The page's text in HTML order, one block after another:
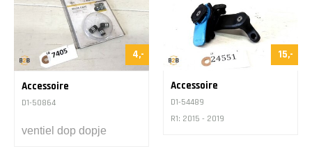
4,-
Accessoire
D1-50864
ventiel dop dopje
15,-
Accessoire
D1-54489
R1: 2015 - 2019